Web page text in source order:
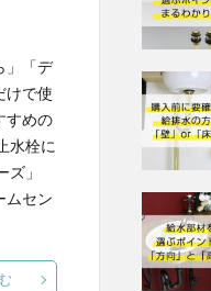
」「デ
けで使
すめの
水栓に
」
ムセン